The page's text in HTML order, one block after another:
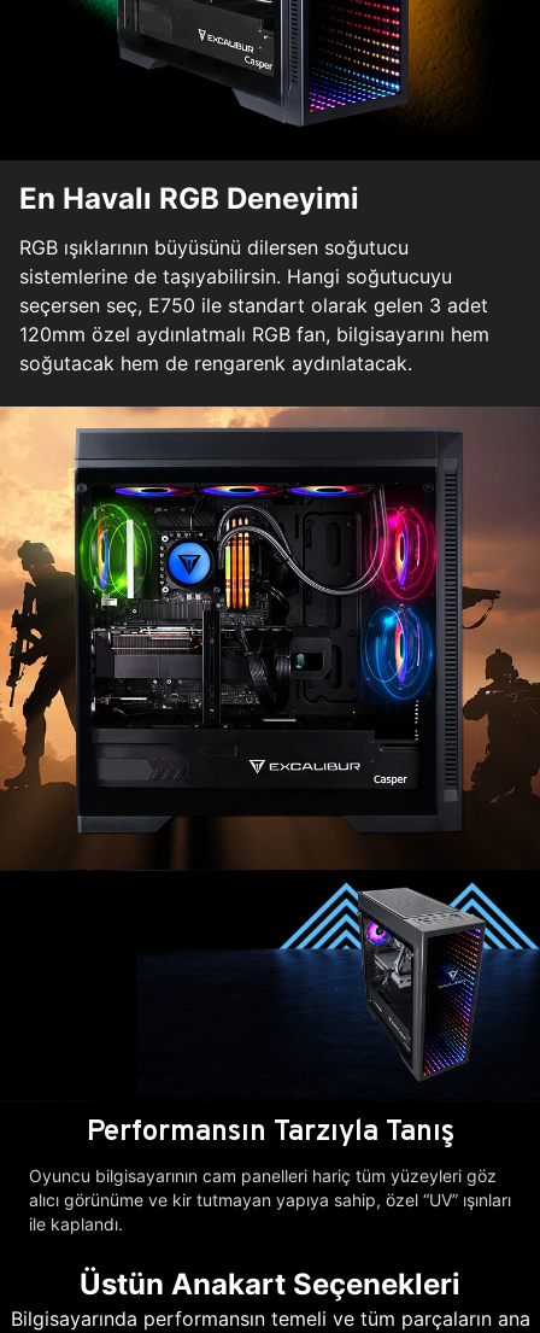
En Havalı RGB Deneyimi
RGB ışıklarının büyüsünü dilersen soğutucu
sistemlerine de taşıyabilirsin. Hangi soğutucuyu
seçersen seç, E750 ile standart olarak gelen 3 adet
120mm özel aydınlatmalı RGB fan, bilgisayarını hem
soğutacak hem de rengarenk aydınlatacak.
Performansın Tarzıyla Tanış
Oyuncu bilgisayarının cam panelleri hariç tüm yüzeyleri göz
alıcı görünüme ve kir tutmayan yapıya sahip, özel “UV” ışınları
ile kaplandı.
Üstün Anakart Seçenekleri
Bilgisayarında performansın temeli ve tüm parçaların ana